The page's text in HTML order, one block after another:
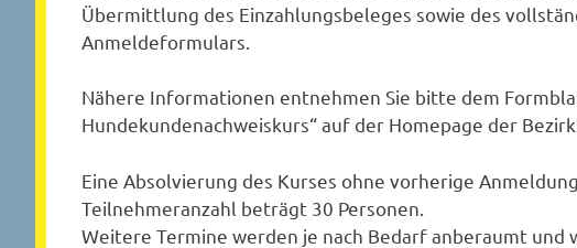
Übermittlung des Einzahlungsbeleges sowie des
Anmeldeformulars.
Nähere Informationen entnehmen Sie bitte dem
Hundekundenachweiskurs“ auf der Homepage der
Eine Absolvierung des Kurses ohne vorherige
Teilnehmeranzahl beträgt 30 Personen.
Weitere Termine werden je nach Bedarf anberaumt und